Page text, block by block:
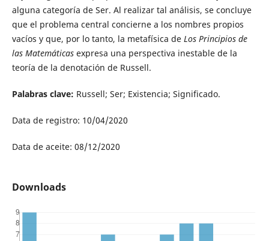
alguna categoría de Ser. Al realizar tal análisis, se concluye
que el problema central concierne a los nombres propios
vacíos y que, por lo tanto, la metafísica de Los Principios de
las Matemáticasexpresa una perspectiva inestable de la
teoría de la denotación de Russell.
Palabras clave: Russell; Ser; Existencia; Significado.
Data de registro: 10/04/2020
Data de aceite: 08/12/2020
Downloads